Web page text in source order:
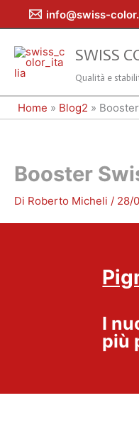
al
info@swiss-
SWISS
Qualità e
Home » Blog2 »
Booster
Di Roberto Micheli / 28/
I
più